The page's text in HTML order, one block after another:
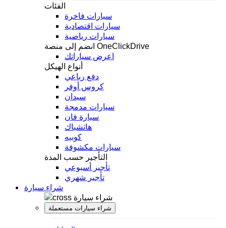
الفئات
سيارات فاخرة
سيارات اقتصادية
سيارات رياضية
انضم إلى منصة OneClickDrive
اعرض سياراتك
أنواع الهيكل
دفع رباعي
كروس أوفر
سيدان
سيارات مدمجة
سيارة فان
هاتشباك
كوبيه
سيارات مكشوفة
التأجير حسب المدة
تأجير أسبوعي
تأجير شهري
شراء سيارة
شراء سيارة
شراء سيارات مستعملة